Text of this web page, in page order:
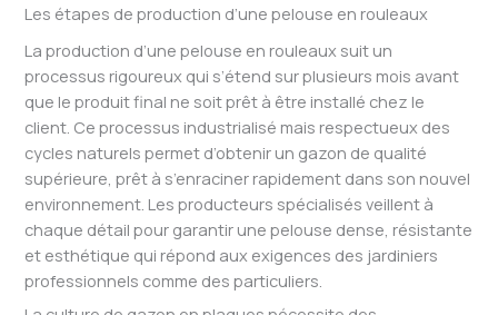
Les étapes de production d’une pelouse en rouleaux
La production d’une pelouse en rouleaux suit un
processus rigoureux qui s’étend sur plusieurs mois avant
que le produit final ne soit prêt à être installé chez le
client. Ce processus industrialisé mais respectueux des
cycles naturels permet d’obtenir un gazon de qualité
supérieure, prêt à s’enraciner rapidement dans son nouvel
environnement. Les producteurs spécialisés veillent à
chaque détail pour garantir une pelouse dense, résistante
et esthétique qui répond aux exigences des jardiniers
professionnels comme des particuliers.